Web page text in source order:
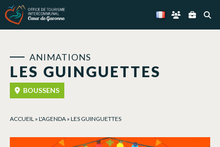
LES GUINGUETTES
ANIMATIONS
BOUSSENS
ACCUEIL » L'AGENDA » LES GUINGUETTES
Panneau de gestion des cookies